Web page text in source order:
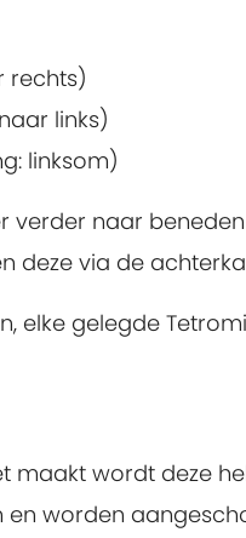
rechts)
links)
linksom)
verder naar
deze via de
elke gelegde
maakt wordt deze
worden